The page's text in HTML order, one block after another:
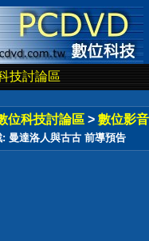
技討論區
位科技討論區 > 數位影
曼達洛人與古古 前導預告